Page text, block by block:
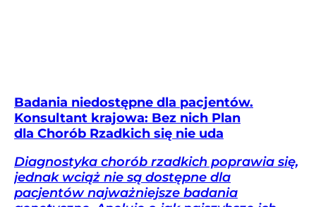
Badania niedostępne dla pacjentów.
Konsultant krajowa: Bez nich Plan
dla Chorób Rzadkich się nie uda
Diagnostyka chorób rzadkich poprawia się,
jednak wciąż nie są dostępne dla
pacjentów najważniejsze badania